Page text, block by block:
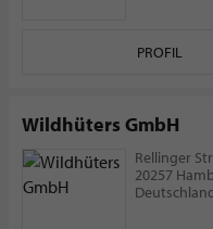
PROFIL
Wildhüters GmbH
Rellinger
20257